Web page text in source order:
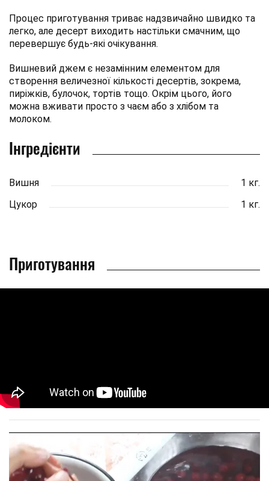
Процес приготування триває надзвичайно швидко та
легко, але десерт виходить настільки смачним, що
перевершує будь-які очікування.
Вишневий джем є незамінним елементом для
створення величезної кількості десертів, зокрема,
пиріжків, булочок, тортів тощо. Окрім цього, його
можна вживати просто з чаєм або з хлібом та
молоком.
Інгредієнти
Вишня
1 кг.
Цукор
1 кг.
Приготування